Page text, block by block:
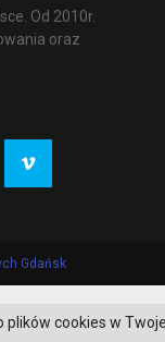
Od 2010r.
oraz
Gdańsk
cookies w